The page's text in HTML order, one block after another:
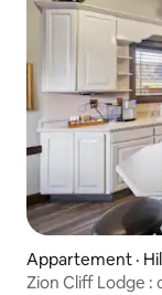
Appartement ·
Zion Cliff Lodge :